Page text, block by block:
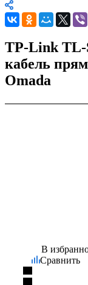
TP-Link TL-
кабель
Omada
В
Сравнить